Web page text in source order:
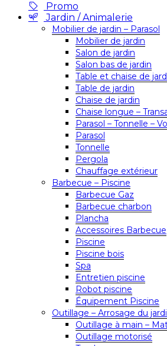
Promo
Jardin / Animalerie
Mobilier de jardin – Parasol
Mobilier de jardin
Salon de jardin
Salon bas de jardin
Table et chaise de
Table de jardin
Chaise de jardin
Chaise longue –
Parasol – Tonnelle –
Parasol
Tonnelle
Pergola
Chauffage extérieur
Barbecue – Piscine
Barbecue Gaz
Barbecue charbon
Plancha
Accessoires Barbecue
Piscine
Piscine bois
Spa
Entretien piscine
Robot piscine
Équipement Piscine
Outillage – Arrosage du
Outillage à main –
Outillage motorisé